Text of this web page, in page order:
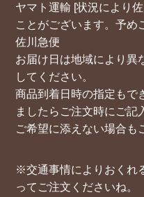
ヤマト運輸 [状況により
ことがございます。予め
佐川急便
お届け日は地域により異
してください。
商品到着日時の指定もで
ましたらご注文時にご記
ご希望に添えない場合も
※交通事情によりおくれ
ってご注文くださいね。